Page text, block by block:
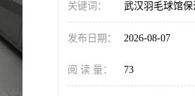
关键词： 武汉羽毛球馆保
发布日期： 2026-08-07
阅 读 量： 73